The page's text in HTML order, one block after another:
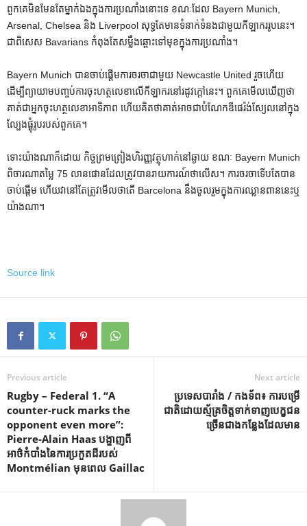
ពួកគេមិនមែនតែម្នាក់ឯងក្នុងការប្រណាំងនោះទេ ខណៈដែល Bayern Munich,
Arsenal, Chelsea និង Liverpool សុទ្ធតែមានទំនាក់ទំនងជាមួយកីឡាកររូបនេះ។
ជាពិសេស Bavarians កំពុងតែសម្លឹងឆ្ពោះទៅមុខក្នុងការប្រណាំង។
Bayern Munich បានចាប់ផ្តើមការចរចាជាមួយ Newcastle United រួចហើយ
ដើម្បីព្យាយាមបញ្ចប់ការចុះហត្ថលេខាលើកីឡាករនៅរដូវក្តៅនេះ។ ពួកគេមើលឃើញថា
គាត់ជាអ្នកចុះហត្ថលេខាអាទិភាព ហើយគិតថាគាត់អាចជាបំណែកឌីផេរ៉ង់ស្យែលនៅក្នុង
ល្បែងផ្គុំរូបរបស់ពួកគេ។
ទោះយ៉ាងណាក៏ដោយ កិច្ចព្រមព្រៀងហិរញ្ញវត្ថុហាក់នៅឆ្ងាយ ខណៈ Bayern Munich
ពិចារណាតម្លៃ 75 លានផោនដែលត្រូវបានរាយការណ៍ថាលើស។ ការ​ចរចា​ទើប​តែ​បាន​
ចាប់​ផ្តើម ហើយ​វា​នៅ​តែ​ត្រូវ​មើល​ថា​តើ Barcelona នឹង​ចូល​រួម​ក្នុង​ការ​ឈ្លានពាន​នេះ​ឬ​
យ៉ាង​ណា។
Source link
Previous article
Rugby – Federal 1. “A
counter-ruck marks the
opponent even more”:
Pierre-Alain Haas បង្ហាញពី
អាថ៌កំបាំងនៃការប្រកួតដីរបស់
Montmélian មុនពេល Gaillac
Next article
ប្រទេសបារាំង / កងទ័ព៖ ការបម្រើ
ជាតិដោយស្ម័គ្រចិត្តទាក់ទាញបេក្ខជន
ច្រើនជាងកន្លែងដែលមាន